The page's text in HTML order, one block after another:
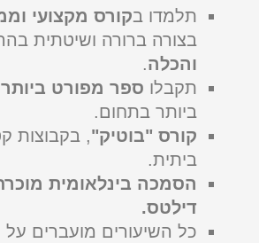
תלמדו בקורס מקצועי
בצורה ברורה ושיטתית
והכלה.
תקבלו ספר מפורט ביותר
ביותר בתחום.
קורס "בוטיק", בקבוצות
ביתית.
הסמכה בינלאומית
דילטס.
כל השיעורים מועברים על